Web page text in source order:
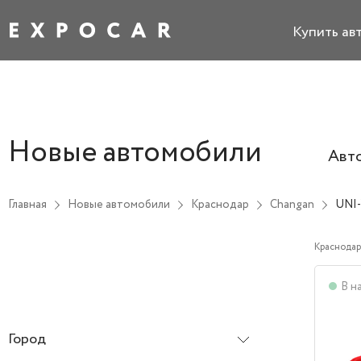
Купить
Новые автомобили
Главная Новые автомобили Краснодар Changan
Город
Краснодар
В